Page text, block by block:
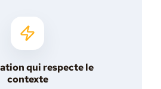
qui respecte le
contexte